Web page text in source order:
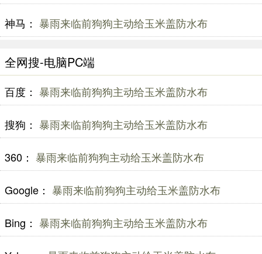
神马： 暴雨来临前狗狗主动给玉米盖防水布
全网搜-电脑PC端
百度： 暴雨来临前狗狗主动给玉米盖防水布
搜狗： 暴雨来临前狗狗主动给玉米盖防水布
360： 暴雨来临前狗狗主动给玉米盖防水布
Google： 暴雨来临前狗狗主动给玉米盖防水布
Bing： 暴雨来临前狗狗主动给玉米盖防水布